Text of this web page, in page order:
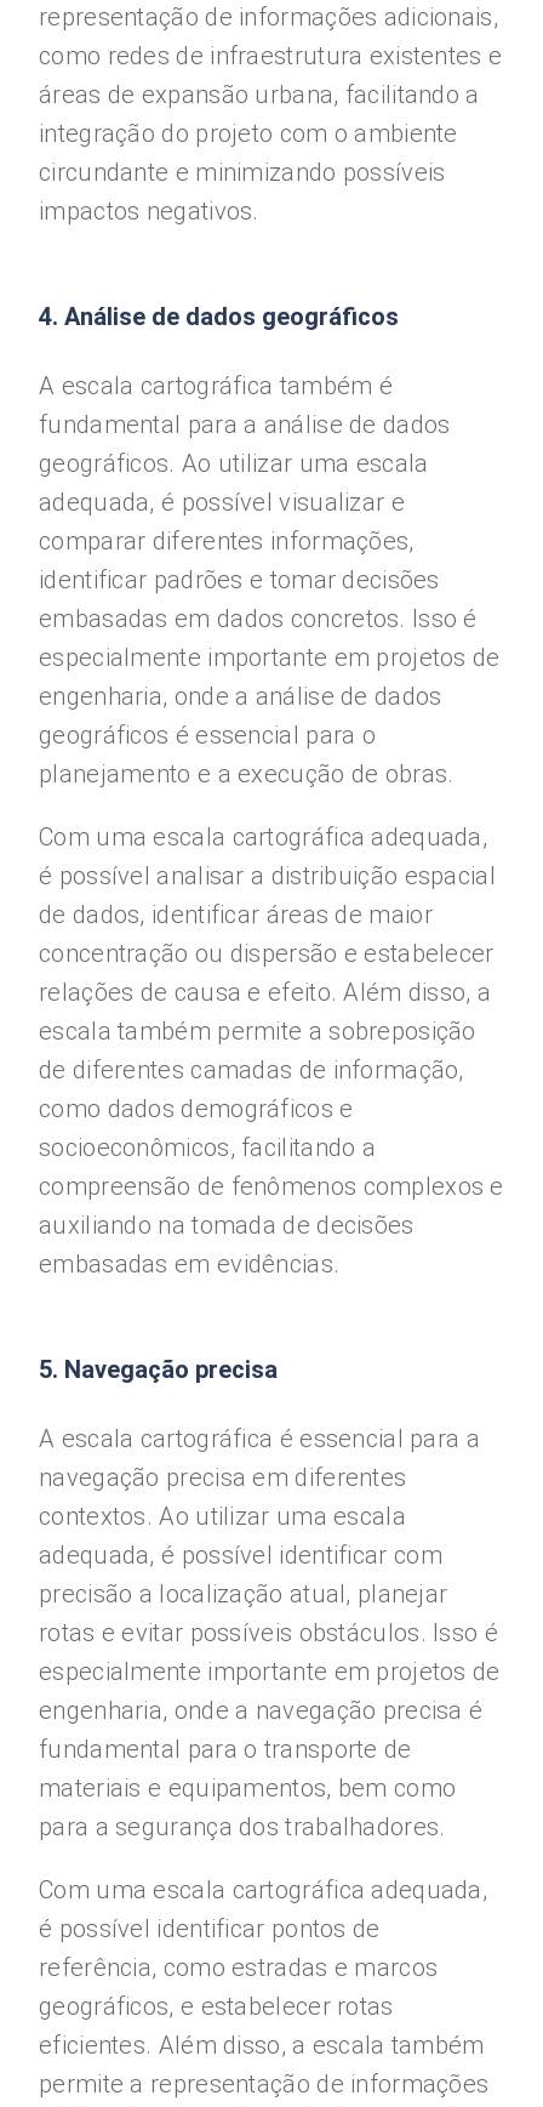
representação de informações adicionais,
como redes de infraestrutura existentes e
áreas de expansão urbana, facilitando a
integração do projeto com o ambiente
circundante e minimizando possíveis
impactos negativos.
4. Análise de dados geográficos
A escala cartográfica também é
fundamental para a análise de dados
geográficos. Ao utilizar uma escala
adequada, é possível visualizar e
comparar diferentes informações,
identificar padrões e tomar decisões
embasadas em dados concretos. Isso é
especialmente importante em projetos de
engenharia, onde a análise de dados
geográficos é essencial para o
planejamento e a execução de obras.
Com uma escala cartográfica adequada,
é possível analisar a distribuição espacial
de dados, identificar áreas de maior
concentração ou dispersão e estabelecer
relações de causa e efeito. Além disso, a
escala também permite a sobreposição
de diferentes camadas de informação,
como dados demográficos e
socioeconômicos, facilitando a
compreensão de fenômenos complexos e
auxiliando na tomada de decisões
embasadas em evidências.
5. Navegação precisa
A escala cartográfica é essencial para a
navegação precisa em diferentes
contextos. Ao utilizar uma escala
adequada, é possível identificar com
precisão a localização atual, planejar
rotas e evitar possíveis obstáculos. Isso é
especialmente importante em projetos de
engenharia, onde a navegação precisa é
fundamental para o transporte de
materiais e equipamentos, bem como
para a segurança dos trabalhadores.
Com uma escala cartográfica adequada,
é possível identificar pontos de
referência, como estradas e marcos
geográficos, e estabelecer rotas
eficientes. Além disso, a escala também
permite a representação de informações